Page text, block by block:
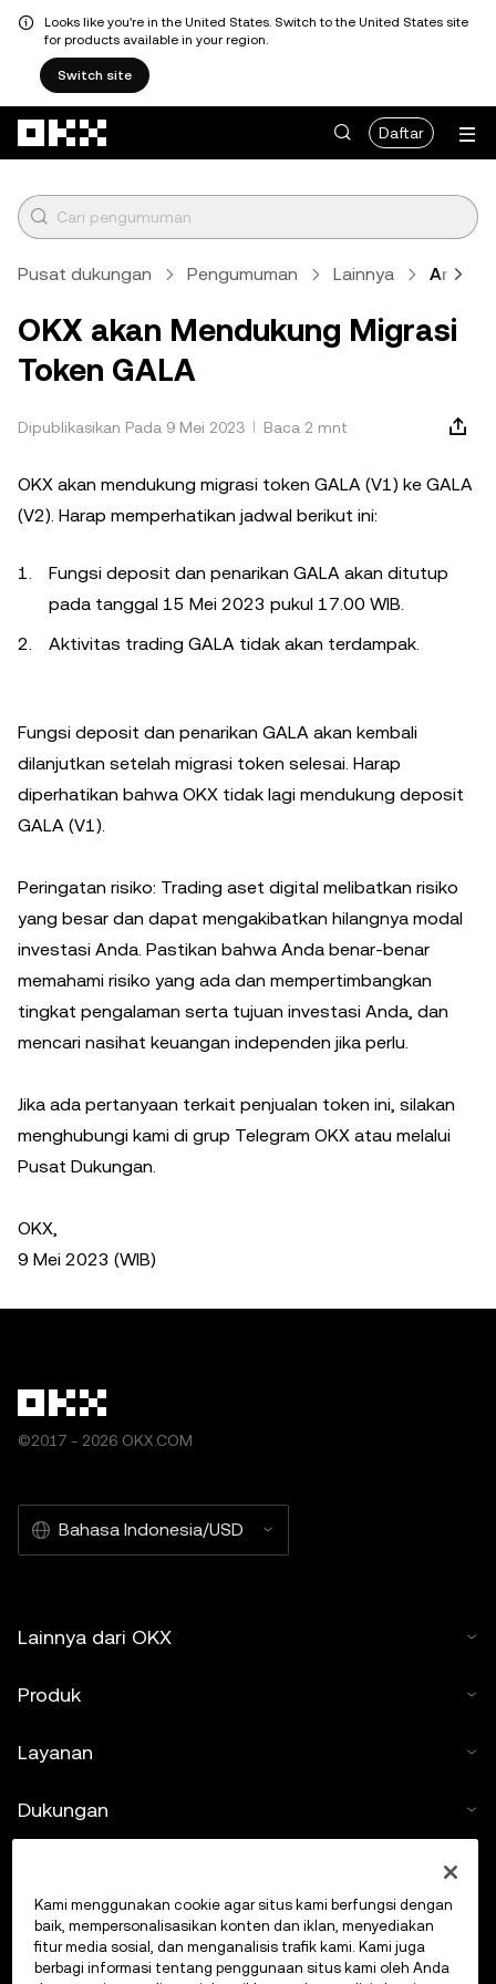
Looks like you're in the United States. Switch to the United States site
for products available in your region.
Switch site
Daftar
Pusat dukungan Pengumuman Lainnya Artikel
OKX akan Mendukung Migrasi
Token GALA
Dipublikasikan Pada 9 Mei 2023 Baca 2 mnt
OKX akan mendukung migrasi token GALA (V1) ke GALA
(V2). Harap memperhatikan jadwal berikut ini:
Fungsi deposit dan penarikan GALA akan ditutup
pada tanggal 15 Mei 2023 pukul 17.00 WIB.
Aktivitas trading GALA tidak akan terdampak.
Fungsi deposit dan penarikan GALA akan kembali
dilanjutkan setelah migrasi token selesai. Harap
diperhatikan bahwa OKX tidak lagi mendukung deposit
GALA (V1).
Peringatan risiko: Trading aset digital melibatkan risiko
yang besar dan dapat mengakibatkan hilangnya modal
investasi Anda. Pastikan bahwa Anda benar-benar
memahami risiko yang ada dan mempertimbangkan
tingkat pengalaman serta tujuan investasi Anda, dan
mencari nasihat keuangan independen jika perlu.
Jika ada pertanyaan terkait penjualan token ini, silakan
menghubungi kami di grup Telegram OKX atau melalui
Pusat Dukungan.
OKX,
9 Mei 2023 (WIB)
©2017 - 2026 OKX.COM
Bahasa Indonesia/USD
Lainnya dari OKX
Produk
Layanan
Dukungan
Kalkulator kripto
Kami menggunakan cookie agar situs kami berfungsi dengan
baik, mempersonalisasikan konten dan iklan, menyediakan
fitur media sosial, dan menganalisis trafik kami. Kami juga
berbagi informasi tentang penggunaan situs kami oleh Anda